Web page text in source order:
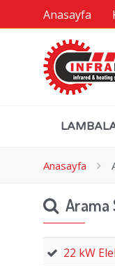
Anasayfa
Anasayfa
Arama
22 kW